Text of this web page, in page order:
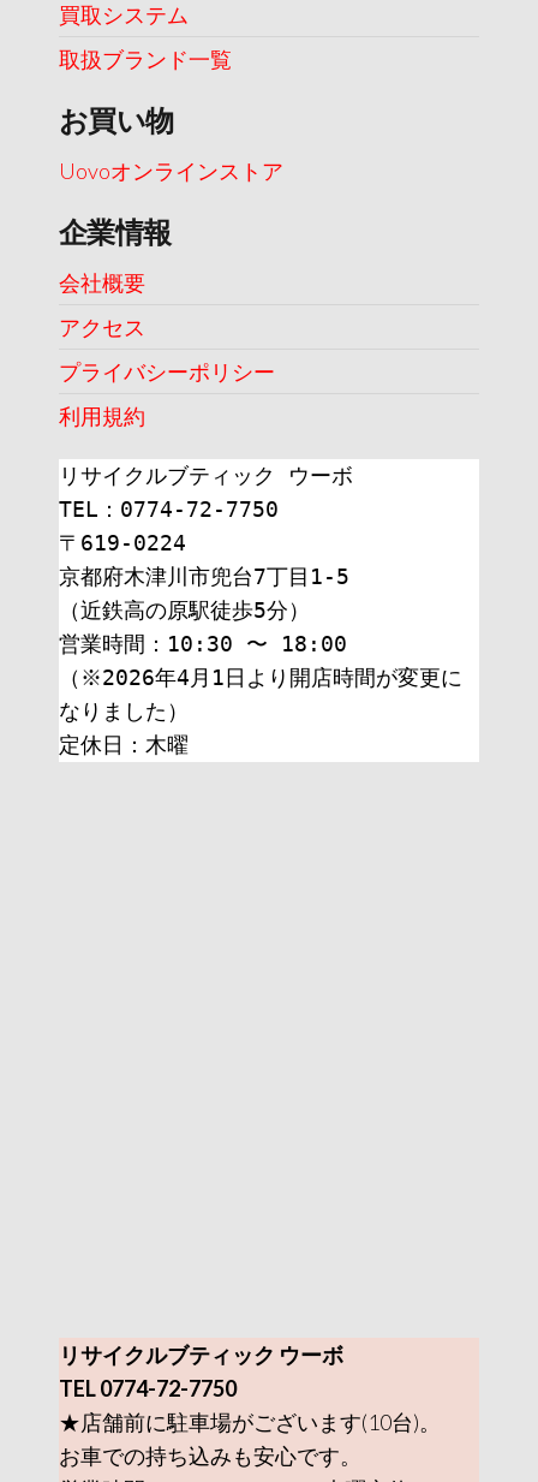
買取システム
取扱ブランド一覧
お買い物
Uovoオンラインストア
企業情報
会社概要
アクセス
プライバシーポリシー
利用規約
リサイクルブティック ウーボ
TEL：0774-72-7750
〒619-0224
京都府木津川市兜台7丁目1-5
（近鉄高の原駅徒歩5分）
営業時間：10:30 〜 18:00
（※2026年4月1日より開店時間が変更に
なりました）
定休日：木曜
リサイクルブティック ウーボ
TEL 0774-72-7750
★店舗前に駐車場がございます(10台)。
お車での持ち込みも安心です。